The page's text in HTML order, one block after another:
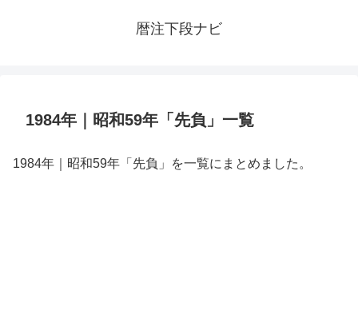
暦注下段ナビ
1984年｜昭和59年「先負」一覧
1984年｜昭和59年「先負」を一覧にまとめました。